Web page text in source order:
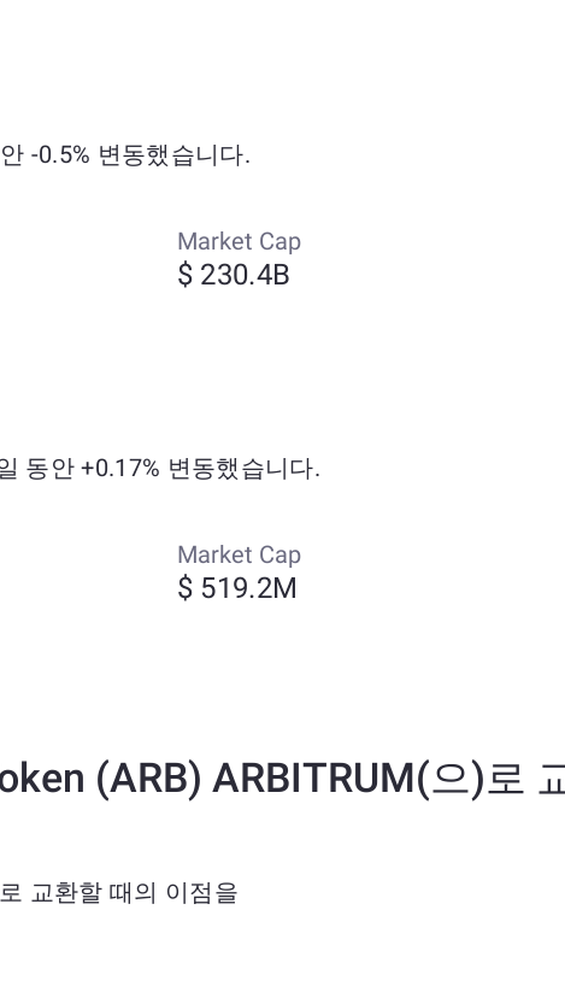
-0.5% 변동했습니다.
Market Cap
$ 230.4B
동안 +0.17% 변동했습니다.
Market Cap
$ 519.2M
(ARB) ARBITRUM(으)로
교환할 때의 이점을